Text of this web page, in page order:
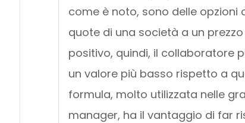
come è noto, sono delle
quote di una società a un
positivo, quindi, il collaboratore
un valore più basso rispetto a
formula, molto utilizzata nelle
manager, ha il vantaggio di far